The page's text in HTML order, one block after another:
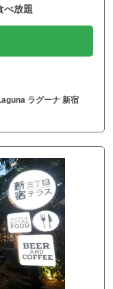
べ放題
ラグーナ 新宿